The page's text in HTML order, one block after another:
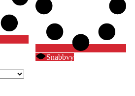
Snabbvy